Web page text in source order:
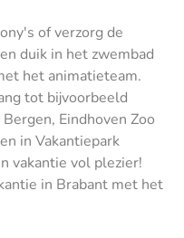
of verzorg de
duik in het zwembad
het animatieteam.
tot bijvoorbeeld
Eindhoven Zoo
in Vakantiepark
vakantie vol plezier!
in Brabant met het